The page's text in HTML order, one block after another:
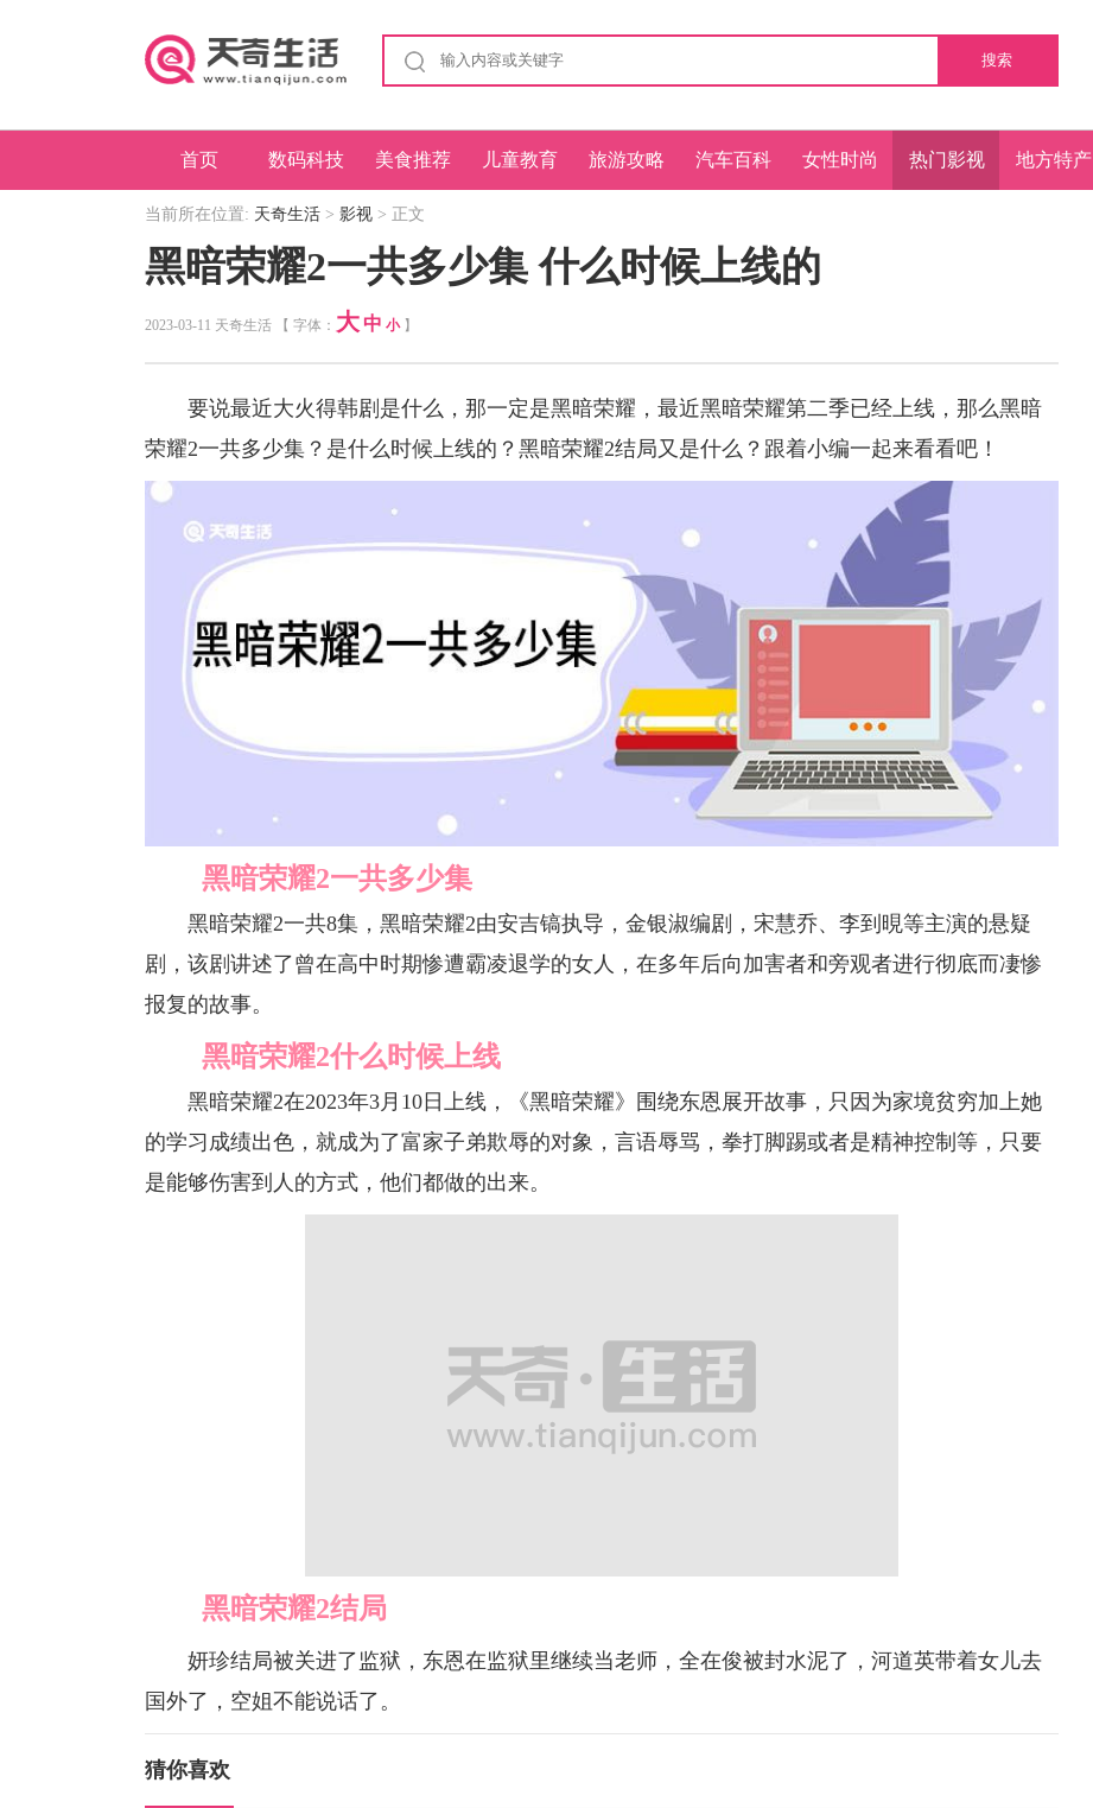
搜索
首页 数码科技 美食推荐 儿童教育 旅游攻略 汽车百科 女性时尚 热门影视 地方特产
当前所在位置: 天奇生活 > 影视 > 正文
黑暗荣耀2一共多少集 什么时候上线的
2023-03-11 天奇生活 【 字体： 大 中 小】
要说最近大火得韩剧是什么，那一定是黑暗荣耀，最近黑暗荣耀第二季已经上线，那么黑暗
荣耀2一共多少集？是什么时候上线的？黑暗荣耀2结局又是什么？跟着小编一起来看看吧！
黑暗荣耀2一共多少集
黑暗荣耀2一共8集，黑暗荣耀2由安吉镐执导，金银淑编剧，宋慧乔、李到晛等主演的悬疑
剧，该剧讲述了曾在高中时期惨遭霸凌退学的女人，在多年后向加害者和旁观者进行彻底而凄惨
报复的故事。
黑暗荣耀2什么时候上线
黑暗荣耀2在2023年3月10日上线，《黑暗荣耀》围绕东恩展开故事，只因为家境贫穷加上她
的学习成绩出色，就成为了富家子弟欺辱的对象，言语辱骂，拳打脚踢或者是精神控制等，只要
是能够伤害到人的方式，他们都做的出来。
黑暗荣耀2结局
妍珍结局被关进了监狱，东恩在监狱里继续当老师，全在俊被封水泥了，河道英带着女儿去
国外了，空姐不能说话了。
猜你喜欢